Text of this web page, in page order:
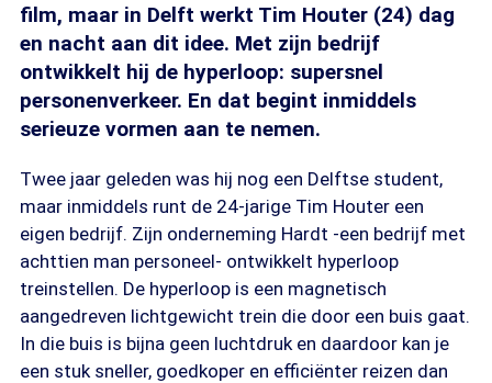
film, maar in Delft werkt Tim Houter (24) dag
en nacht aan dit idee. Met zijn bedrijf
ontwikkelt hij de hyperloop: supersnel
personenverkeer. En dat begint inmiddels
serieuze vormen aan te nemen.
Twee jaar geleden was hij nog een Delftse student,
maar inmiddels runt de 24-jarige Tim Houter een
eigen bedrijf. Zijn onderneming Hardt -een bedrijf met
achttien man personeel- ontwikkelt hyperloop
treinstellen. De hyperloop is een magnetisch
aangedreven lichtgewicht trein die door een buis gaat.
In die buis is bijna geen luchtdruk en daardoor kan je
een stuk sneller, goedkoper en efficiënter reizen dan